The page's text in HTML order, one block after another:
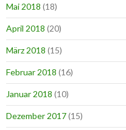
Mai 2018 (18)
April 2018 (20)
März 2018 (15)
Februar 2018 (16)
Januar 2018 (10)
Dezember 2017(15)